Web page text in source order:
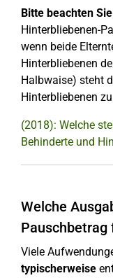
Bitte beachten
Hinterbliebenen-
wenn beide
Hinterbliebenen
Halbwaise) steht
Hinterbliebenen
(2018): Welche
Behinderte und
Welche
Pauschbetrag
Viele
typischerweise